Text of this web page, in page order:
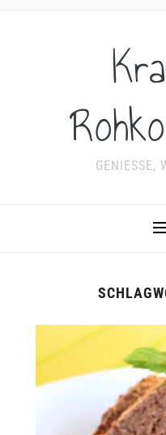
GENIESSE,